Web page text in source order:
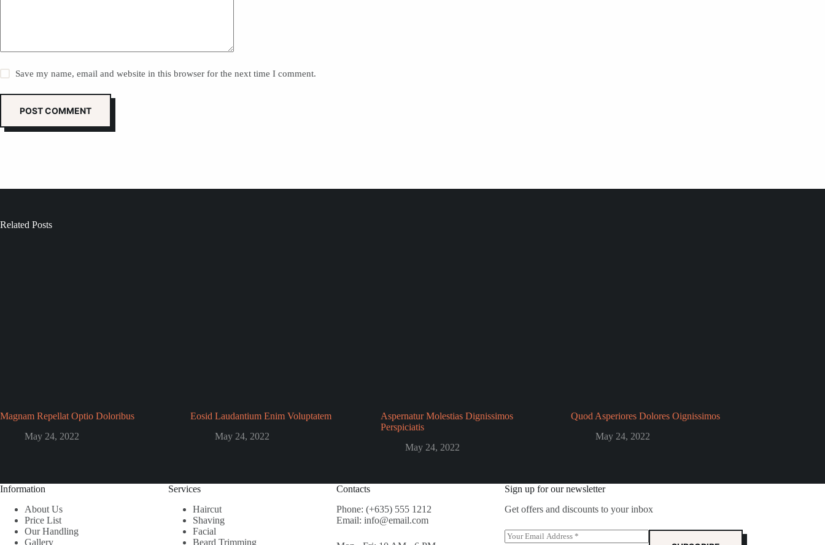
Save my name, email and website in this browser for the next time I comment.
POST COMMENT
Related Posts
Magnam Repellat Optio Doloribus
May 24, 2022
Eosid Laudantium Enim Voluptatem
May 24, 2022
Aspernatur Molestias Dignissimos
Perspiciatis
May 24, 2022
Quod Asperiores Dolores Oignissimos
May 24, 2022
Information
About Us
Price List
Our Handling
Gallery
Services
Haircut
Shaving
Facial
Beard Trimming
Contacts
Phone: (+635) 555 1212
Email: info@email.com
Sign up for our newsletter
Get offers and discounts to your inbox
E